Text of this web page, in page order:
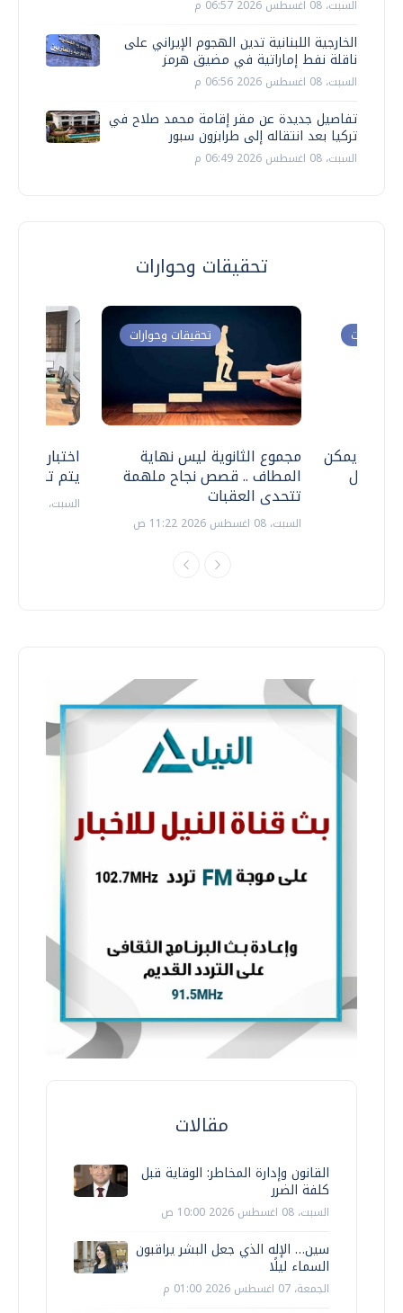
السبت، 08 اغسطس 2026 06:57 م
الخارجية اللبنانية تدين الهجوم الإيراني على
ناقلة نفط إماراتية في مضيق هرمز
السبت، 08 اغسطس 2026 06:56 م
تفاصيل جديدة عن مقر إقامة محمد صلاح في
تركيا بعد انتقاله إلى طرابزون سبور
السبت، 08 اغسطس 2026 06:49 م
تحقيقات وحوارات
اختبارات
يتم
السبت، 18 يوليو 2026 09:22 ص
تحقيقات وحوارات
مجموع الثانوية ليس نهاية
المطاف .. قصص نجاح ملهمة
تتحدى العقبات
السبت، 08 اغسطس 2026 11:22 ص
وحوارات
.. هل يمكن
نتعامل
مقالات
القانون وإدارة المخاطر: الوقاية قبل
كلفة الضرر
السبت، 08 اغسطس 2026 10:00 ص
سين… الإله الذي جعل البشر يراقبون
السماء ليلًا
الجمعة، 07 اغسطس 2026 01:00 م